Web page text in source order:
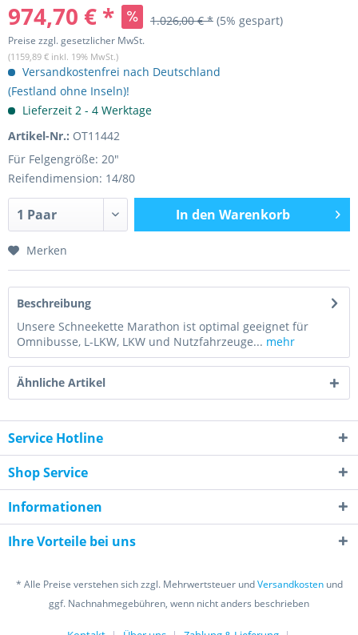
974,70 € * 1.026,00 € * (5% gespart)
Preise zzgl. gesetzlicher MwSt.
(1159,89 € inkl. 19% MwSt.)
Versandkostenfrei nach Deutschland
(Festland ohne Inseln)!
Lieferzeit 2 - 4 Werktage
Artikel-Nr.: OT11442
Für Felgengröße: 20"
Reifendimension: 14/80
In den Warenkorb
Merken
Beschreibung
Unsere Schneekette Marathon ist optimal geeignet für
Omnibusse, L-LKW, LKW und Nutzfahrzeuge... mehr
Ähnliche Artikel
Service Hotline
Shop Service
Informationen
Ihre Vorteile bei uns
* Alle Preise verstehen sich zzgl. Mehrwertsteuer undVersandkostenund
ggf. Nachnahmegebühren, wenn nicht anders beschrieben